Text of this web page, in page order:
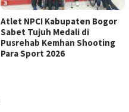
Atlet NPCI Kabupaten Bogor
Sabet Tujuh Medali di
Pusrehab Kemhan Shooting
Para Sport 2026